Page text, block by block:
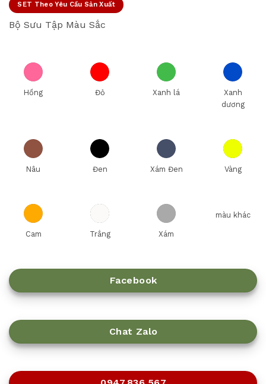
SET Theo Yêu Cầu Sản Xuất
Bộ Sưu Tập Màu Sắc
Hồng Đỏ Xanh lá
Xanh
dương
Nâu Đen Xám Đen Vàng
Cam Trắng Xám
màu khác
Facebook
Chat Zalo